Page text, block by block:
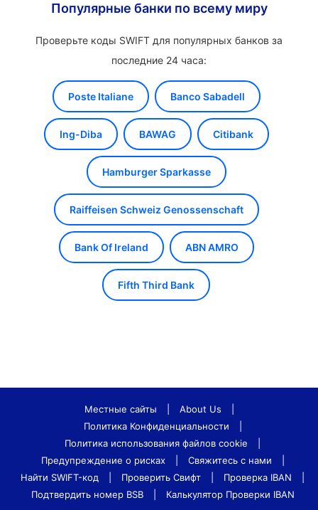
Популярные банки по всему миру
Проверьте коды SWIFT для популярных банков за
последние 24 часа:
Poste Italiane Banco Sabadell
Ing-Diba BAWAG Citibank
Hamburger Sparkasse
Raiffeisen Schweiz Genossenschaft
Bank Of Ireland ABN AMRO
Fifth Third Bank
Местные сайты About Us
Политика Конфиденциальности
Политика использования файлов cookie
Предупреждение о рисках
Свяжитесь с нами
Найти SWIFT-код
Проверить Свифт Проверка IBAN
Подтвердить номер BSB
Калькулятор Проверки IBAN